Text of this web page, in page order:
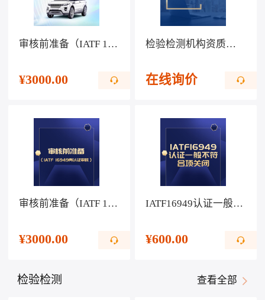
审核前准备（IATF 16949再认证审核）
¥3000.00
检验检测机构资质认定、实验室认可内审员培训
在线询价
审核前准备（IATF 16949再认证审核）
¥3000.00
IATF16949认证一般不符合项关闭
¥600.00
检验检测 查看全部